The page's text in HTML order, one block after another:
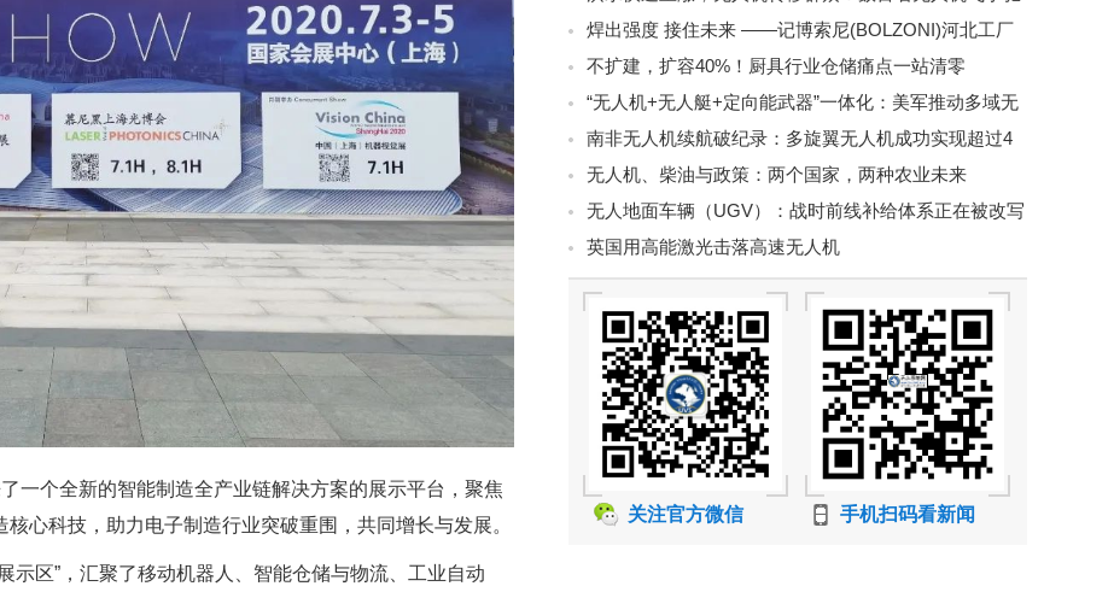
一个全新的智能制造全产业链解决方案的展示平台，聚焦
心科技，助力电子制造行业突破重围，共同增长与发展。
示区”，汇聚了移动机器人、智能仓储与物流、工业自动
援广西，网友：这是科技最美的样子
焊出强度 接住未来 ——记博索尼(BOLZONI)河北工厂
焊接大比武
不扩建，扩容40%！厨具行业仓储痛点一站清零
“无人机+无人艇+定向能武器”一体化：美军推动多域无
人作战
南非无人机续航破纪录：多旋翼无人机成功实现超过4
小时的连续飞行
无人机、柴油与政策：两个国家，两种农业未来
无人地面车辆（UGV）：战时前线补给体系正在被改写
英国用高能激光击落高速无人机
关注官方微信 手机扫码看新闻